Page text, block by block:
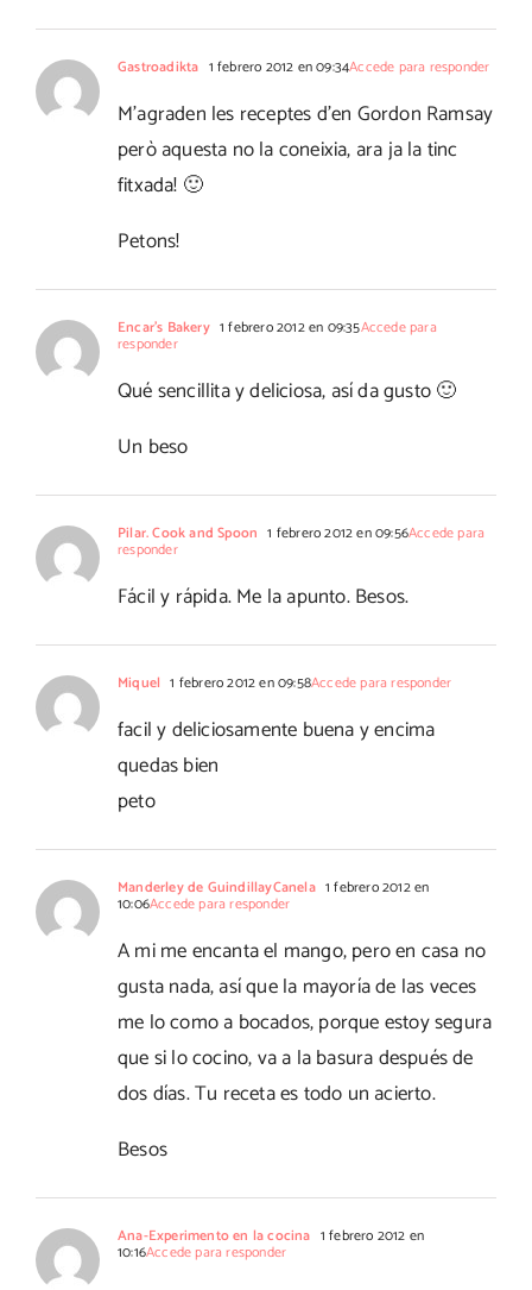
Gastroadikta 1 febrero 2012 en 09:34Accede para responder
M'agraden les receptes d'en Gordon Ramsay
però aquesta no la coneixia, ara ja la tinc
fitxada! 🙂
Petons!
Encar's Bakery 1 febrero 2012 en 09:35Accede para
responder
Qué sencillita y deliciosa, así da gusto 🙂
Un beso
Pilar. Cook and Spoon 1 febrero 2012 en 09:56Accede para
responder
Fácil y rápida. Me la apunto. Besos.
Miquel 1 febrero 2012 en 09:58Accede para responder
facil y deliciosamente buena y encima
quedas bien
peto
Manderley de GuindillayCanela 1 febrero 2012 en
10:06Accede para responder
A mi me encanta el mango, pero en casa no
gusta nada, así que la mayoría de las veces
me lo como a bocados, porque estoy segura
que si lo cocino, va a la basura después de
dos días. Tu receta es todo un acierto.
Besos
Ana-Experimento en la cocina 1 febrero 2012 en
10:16Accede para responder